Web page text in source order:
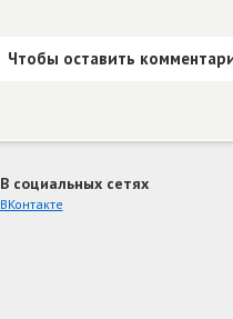
Чтобы оставить
В социальных сетях
ВКонтакте